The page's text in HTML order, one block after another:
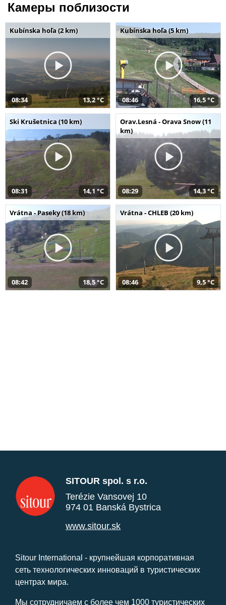
Камеры поблизости
Kubínska hoľa (2 km)
08:34 13,2 °C
Kubínska hoľa (5 km)
08:46 16,5 °C
Ski Krušetnica (10 km)
08:31 14,1 °C
Orav.Lesná - Orava Snow (11
km)
08:29 14,3 °C
Vrátna - Paseky (18 km)
08:42 18,5 °C
Vrátna - CHLEB (20 km)
08:46 9,5 °C
SITOUR spol. s r.o.
Terézie Vansovej 10
974 01 Banská Bystrica
www.sitour.sk
Sitour International - крупнейшая корпоративная
сеть технологических инноваций в туристических
центрах мира.
Мы сотрудничаем с более чем 1000 туристических